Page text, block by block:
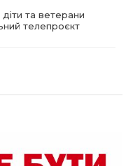
та ветерани
телепроєкт
дому
або як уникнути